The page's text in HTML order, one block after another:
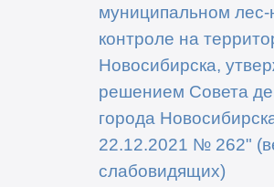
муниципальном
контроле на
Новосибирска,
решением Совета
города
22.12.2021 № 262"
слабовидящих)